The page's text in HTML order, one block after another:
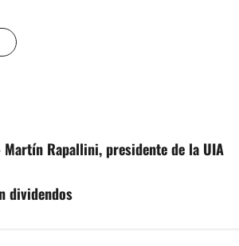
Rapallini, presidente de la UIA
dividendos